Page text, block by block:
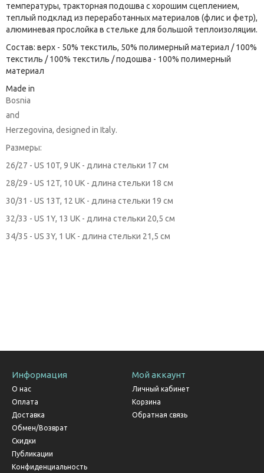
температуры, тракторная подошва с хорошим сцеплением,
теплый подклад из переработанных материалов (флис и фетр),
алюминевая прослойка в стельке для большой теплоизоляции.
Состав: верх - 50% текстиль, 50% полимерный материал / 100%
текстиль / 100% текстиль / подошва - 100% полимерный
материал
Made in
Bosnia
and
Herzegovina, designed in Italy.
Размеры:
26/27 - US 10T, 9 UK - длина стельки 17 см
28/29 - US 12T, 10 UK - длина стельки 18 см
30/31 - US 13T, 12 UK - длина стельки 19 см
32/33 - US 1Y, 13 UK - длина стельки 20,5 см
34/35 - US 3Y, 1 UK - длина стельки 21,5 см
Информация
О нас
Оплата
Доставка
Обмен/Возврат
Скидки
Публикации
Конфиденциальность
Мой аккаунт
Личный кабинет
Корзина
Обратная связь